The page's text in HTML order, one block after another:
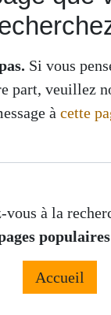
Si vous
part, veuillez
à cette
à la
Accueil